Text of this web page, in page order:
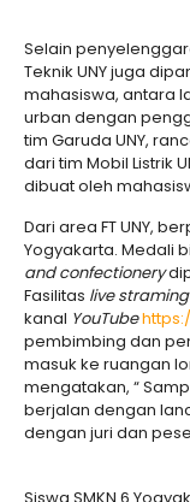
Selain
Teknik UNY juga
mahasiswa, antara
urban dengan
tim Garuda UNY,
dari tim Mobil Listrik
dibuat oleh
Dari area FT UNY,
Yogyakarta. Medali
andconfectionery
Fasilitas live straming
kanal YouTube
pembimbing dan
masuk ke ruangan
mengatakan, “
berjalan dengan
dengan juri dan